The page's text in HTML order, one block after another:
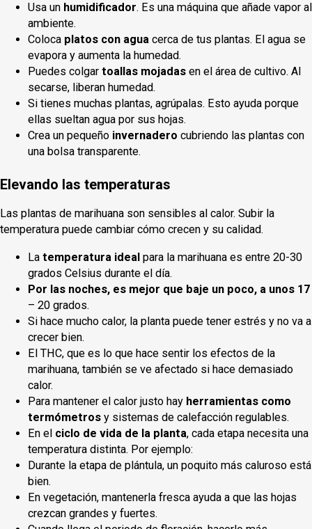
Usa un humidificador. Es una máquina que añade vapor al
ambiente.
Coloca platos con agua cerca de tus plantas. El agua se
evapora y aumenta la humedad.
Puedes colgar toallas mojadas en el área de cultivo. Al
secarse, liberan humedad.
Si tienes muchas plantas, agrúpalas. Esto ayuda porque
ellas sueltan agua por sus hojas.
Crea un pequeño invernadero cubriendo las plantas con
una bolsa transparente.
Elevando las temperaturas
Las plantas de marihuana son sensibles al calor. Subir la
temperatura puede cambiar cómo crecen y su calidad.
La temperatura ideal para la marihuana es entre 20-30
grados Celsius durante el día.
Por las noches, es mejor que baje un poco, a unos 17
– 20 grados.
Si hace mucho calor, la planta puede tener estrés y no va a
crecer bien.
El THC, que es lo que hace sentir los efectos de la
marihuana, también se ve afectado si hace demasiado
calor.
Para mantener el calor justo hay herramientas como
termómetros y sistemas de calefacción regulables.
En el ciclo de vida de la planta, cada etapa necesita una
temperatura distinta. Por ejemplo:
Durante la etapa de plántula, un poquito más caluroso está
bien.
En vegetación, mantenerla fresca ayuda a que las hojas
crezcan grandes y fuertes.